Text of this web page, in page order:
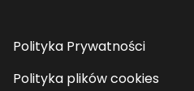
Polityka Prywatności
Polityka plików cookies